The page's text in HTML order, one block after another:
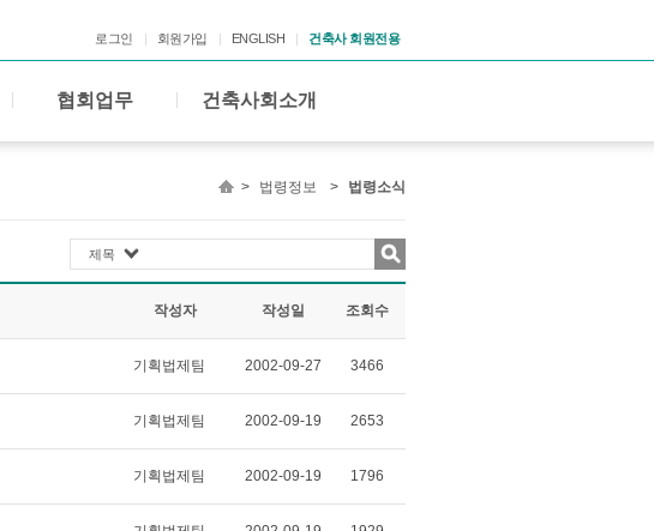
로그인 회원가입 ENGLISH 건축사 회원전용
협회업무 건축사회소개
> 법령정보 > 법령소식
제목
작성자 작성일 조회수
기획법제팀 2002-09-27 3466
기획법제팀 2002-09-19 2653
기획법제팀 2002-09-19 1796